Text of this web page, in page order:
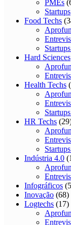
PMEs
Startups
Food Techs
Hard Sciences
Health Techs
HR Techs
Indústria 4.0
Infográficos
Inovação (68)
Logtechs (17)